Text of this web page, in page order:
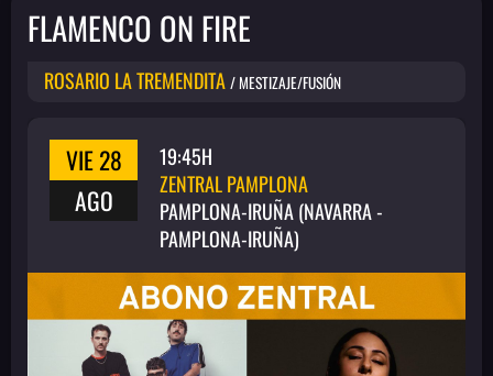
FLAMENCO ON FIRE
ROSARIO LA TREMENDITA / MESTIZAJE/FUSIÓN
VIE 28
AGO
19:45H
ZENTRAL PAMPLONA
PAMPLONA-IRUÑA (NAVARRA -
PAMPLONA-IRUÑA)